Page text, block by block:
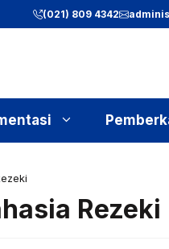
(021) 809 4342
Rezeki